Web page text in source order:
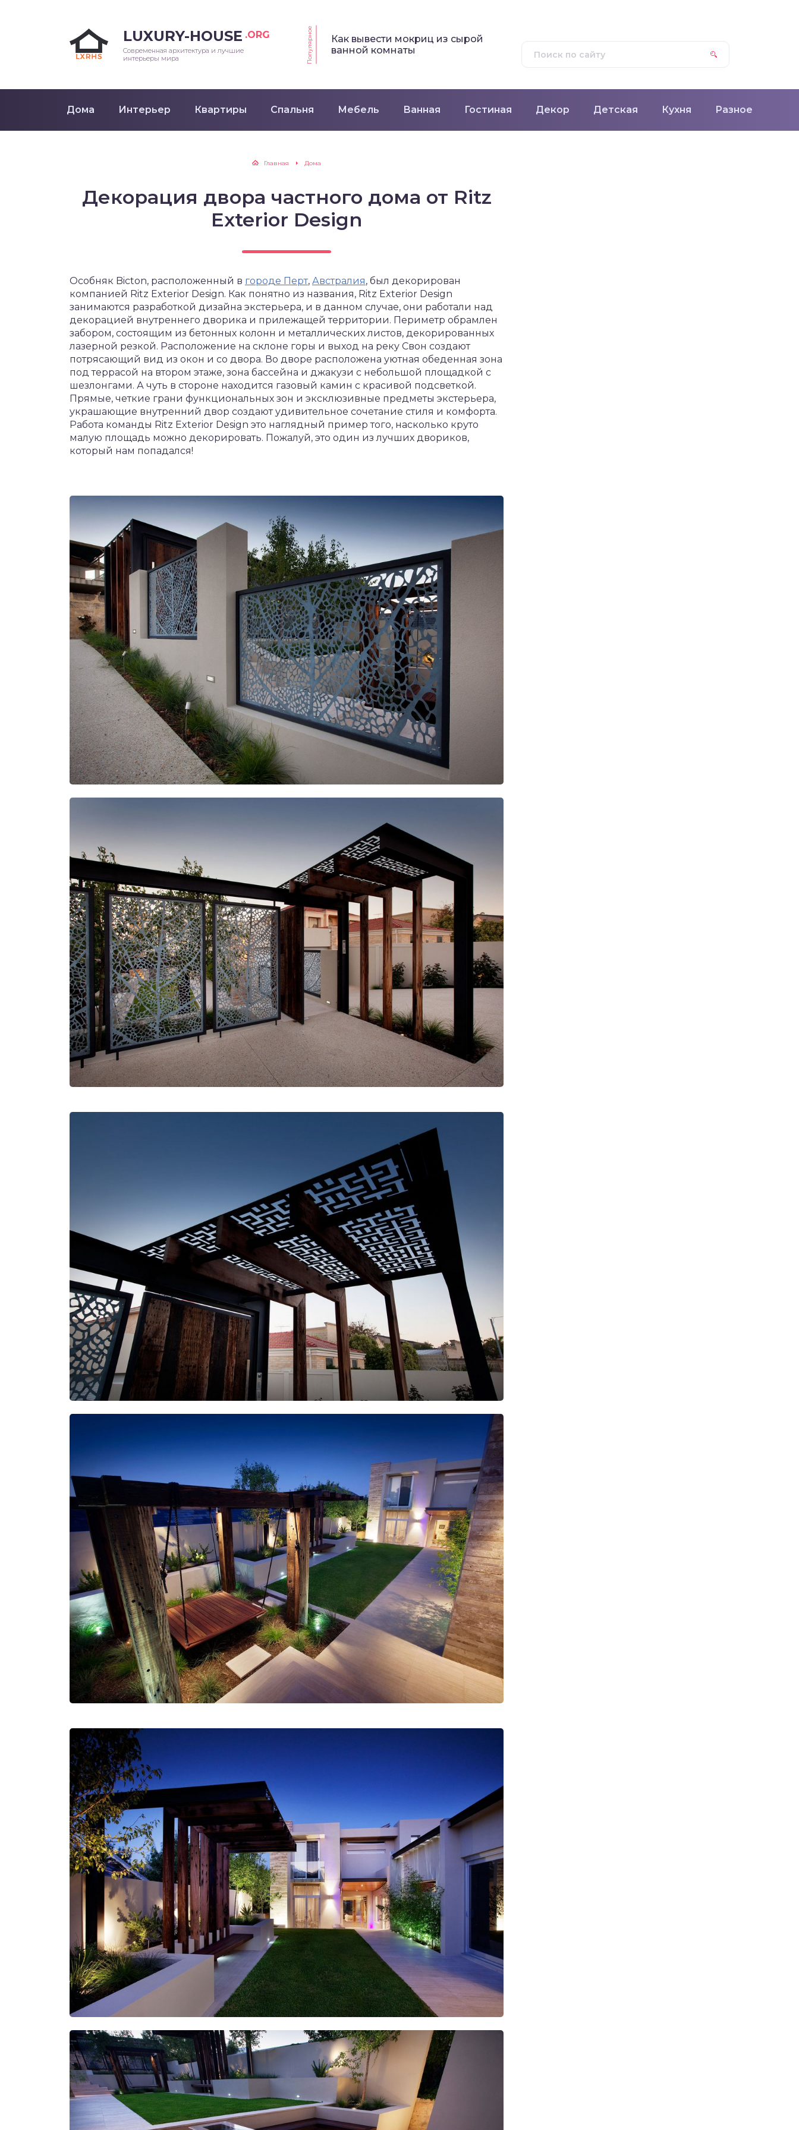
LUXURY-HOUSE .ORG
Современная архитектура и лучшие
интерьеры мира
Популярное
Как вывести мокриц из сырой
ванной комнаты
Дома Интерьер Квартиры Спальня Мебель Ванная Гостиная Декор Детская Кухня Разное
Главная Дома
Декорация двора частного дома от Ritz
Exterior Design
Особняк Bicton, расположенный в городе Перт, Австралия, был декорирован
компанией Ritz Exterior Design. Как понятно из названия, Ritz Exterior Design
занимаются разработкой дизайна экстерьера, и в данном случае, они работали над
декорацией внутреннего дворика и прилежащей территории. Периметр обрамлен
забором, состоящим из бетонных колонн и металлических листов, декорированных
лазерной резкой. Расположение на склоне горы и выход на реку Свон создают
потрясающий вид из окон и со двора. Во дворе расположена уютная обеденная зона
под террасой на втором этаже, зона бассейна и джакузи с небольшой площадкой с
шезлонгами. А чуть в стороне находится газовый камин с красивой подсветкой.
Прямые, четкие грани функциональных зон и эксклюзивные предметы экстерьера,
украшающие внутренний двор создают удивительное сочетание стиля и комфорта.
Работа команды Ritz Exterior Design это наглядный пример того, насколько круто
малую площадь можно декорировать. Пожалуй, это один из лучших двориков,
который нам попадался!